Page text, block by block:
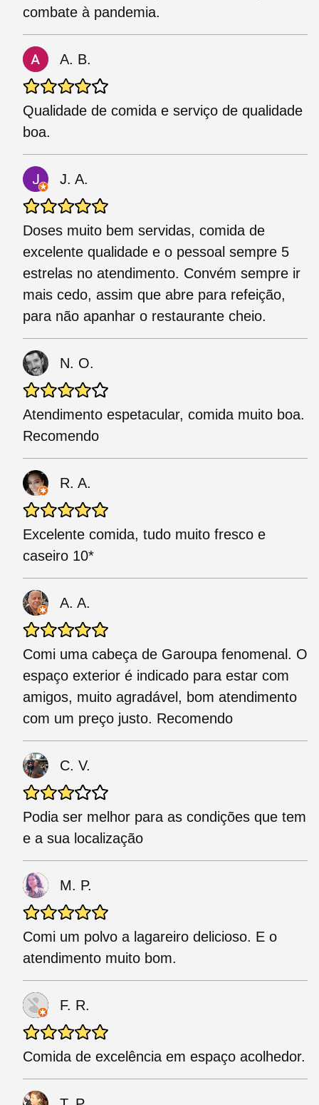
combate à pandemia.
A. B.
Qualidade de comida e serviço de qualidade
boa.
J. A.
Doses muito bem servidas, comida de
excelente qualidade e o pessoal sempre 5
estrelas no atendimento. Convém sempre ir
mais cedo, assim que abre para refeição,
para não apanhar o restaurante cheio.
N. O.
Atendimento espetacular, comida muito boa.
Recomendo
R. A.
Excelente comida, tudo muito fresco e
caseiro 10*
A. A.
Comi uma cabeça de Garoupa fenomenal. O
espaço exterior é indicado para estar com
amigos, muito agradável, bom atendimento
com um preço justo. Recomendo
C. V.
Podia ser melhor para as condições que tem
e a sua localização
M. P.
Comi um polvo a lagareiro delicioso. E o
atendimento muito bom.
F. R.
Comida de excelência em espaço acolhedor.